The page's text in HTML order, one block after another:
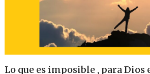
Lo que es imposible , para Dios